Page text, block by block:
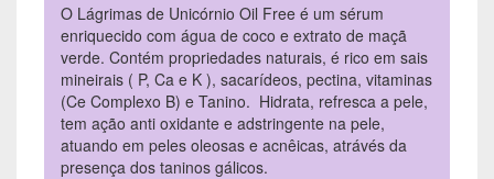
O Lágrimas de Unicórnio Oil Free é um sérum
enriquecido com água de coco e extrato de maçã
verde. Contém propriedades naturais, é rico em sais
mineirais ( P, Ca e K ), sacarídeos, pectina, vitaminas
(Ce Complexo B) e Tanino. Hidrata, refresca a pele,
tem ação anti oxidante e adstringente na pele,
atuando em peles oleosas e acnêicas, atrávés da
presença dos taninos gálicos.